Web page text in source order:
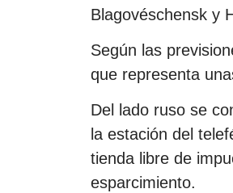
Blagovéschensk y
Según las
que representa
Del lado ruso se
la estación del
tienda libre de
esparcimiento.